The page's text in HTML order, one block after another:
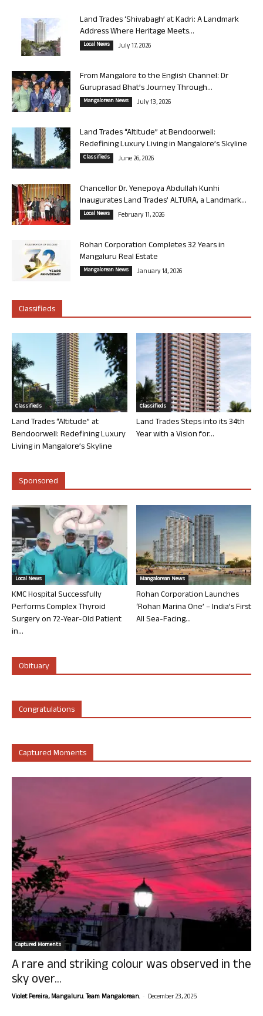
Land Trades ‘Shivabagh’ at Kadri: A Landmark
Address Where Heritage Meets...
Local News July 17, 2026
From Mangalore to the English Channel: Dr
Guruprasad Bhat’s Journey Through...
Mangalorean News July 13, 2026
Land Trades “Altitude” at Bendoorwell:
Redefining Luxury Living in Mangalore’s Skyline
Classifieds June 26, 2026
Chancellor Dr. Yenepoya Abdullah Kunhi
Inaugurates Land Trades’ ALTURA, a Landmark...
Local News February 11, 2026
Rohan Corporation Completes 32 Years in
Mangaluru Real Estate
Mangalorean News January 14, 2026
Classifieds
Classifieds
Land Trades “Altitude” at
Bendoorwell: Redefining Luxury
Living in Mangalore’s Skyline
Classifieds
Land Trades Steps into its 34th
Year with a Vision for...
Sponsored
Local News
KMC Hospital Successfully
Performs Complex Thyroid
Surgery on 72-Year-Old Patient
in...
Mangalorean News
Rohan Corporation Launches
‘Rohan Marina One’ – India’s First
All Sea-Facing...
Obituary
Congratulations
Captured Moments
Captured Moments
A rare and striking colour was observed in the
sky over...
Violet Pereira, Mangaluru. Team Mangalorean. - December 23, 2025